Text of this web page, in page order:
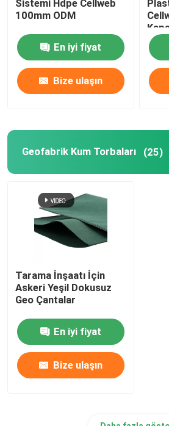
HDPE Dokulu Geomembran
Kompozit Drenaj Şebekesi
Geomembran Kaynak Makinesi
Sistemi Hdpe Cellweb
100mm ODM
En iyi fiyat
Bize ulaşın
Geofabrik Kum Torbaları (25)
Tarama İnşaatı İçin
Askeri Yeşil Dokusuz
Geo Çantalar
En iyi fiyat
Bize ulaşın